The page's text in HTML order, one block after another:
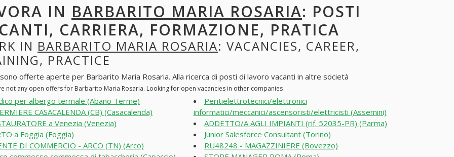
IN BARBARITO MARIA ROSARIA: POSTI
CARRIERA, FORMAZIONE, PRATICA
IN BARBARITO MARIA ROSARIA: VACANCIES, CAREER,
PRACTICE
offerte aperte per Barbarito Maria Rosaria. Alla ricerca di posti di lavoro vacanti in altre società
not any open offers for Barbarito Maria Rosaria. Looking for open vacancies in other companies
per albergo termale (Abano Terme)
CASACALENDA (CB) (Casacalenda)
a Venezia (Venezia)
a Foggia (Foggia)
DI COMMERCIO - ARCO (TN) (Arco)
Peritielettrotecnici/elettronici
informatici/meccanici/ascensoristi/elettricisti (Assemini)
ADDETTO/A AGLI IMPIANTI (rif. 52035-PR) (Parma)
Junior Salesforce Consultant (Torino)
RU48248 - MAGAZZINIERE (Bovezzo)